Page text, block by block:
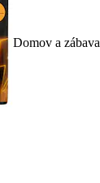
Domov a zábava